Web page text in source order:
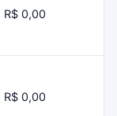
R$ 0,00
R$ 0,00